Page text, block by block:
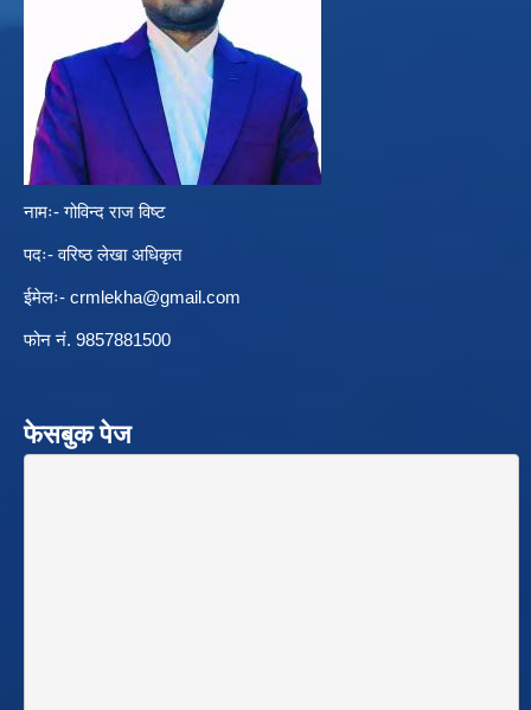
नामः- गोविन्द राज विष्ट
पदः- वरिष्ठ लेखा अधिकृत
ईमेलः- crmlekha@gmail.com
फोन नं. 9857881500
फेसबुक पेज